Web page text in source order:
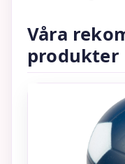
Våra
produkter